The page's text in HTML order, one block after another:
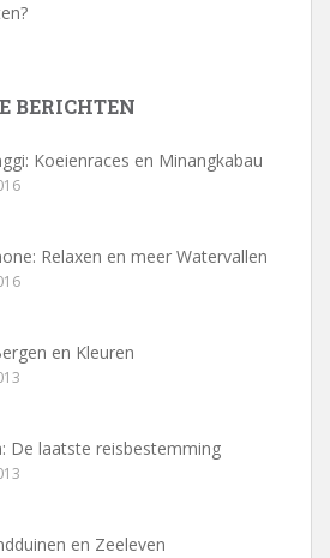
BERICHTEN
Koeienraces en Minangkabau
Relaxen en meer Watervallen
en Kleuren
De laatste reisbestemming
en Zeeleven